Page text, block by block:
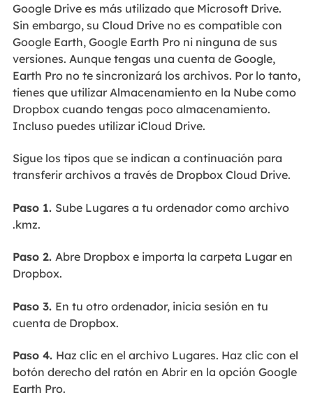
Google Drive es más utilizado que Microsoft Drive.
Sin embargo, su Cloud Drive no es compatible con
Google Earth, Google Earth Pro ni ninguna de sus
versiones. Aunque tengas una cuenta de Google,
Earth Pro no te sincronizará los archivos. Por lo tanto,
tienes que utilizar Almacenamiento en la Nube como
Dropbox cuando tengas poco almacenamiento.
Incluso puedes utilizar iCloud Drive.
Sigue los tipos que se indican a continuación para
transferir archivos a través de Dropbox Cloud Drive.
Paso 1. Sube Lugares a tu ordenador como archivo
.kmz.
Paso 2. Abre Dropbox e importa la carpeta Lugar en
Dropbox.
Paso 3. En tu otro ordenador, inicia sesión en tu
cuenta de Dropbox.
Paso 4. Haz clic en el archivo Lugares. Haz clic con el
botón derecho del ratón en Abrir en la opción Google
Earth Pro.